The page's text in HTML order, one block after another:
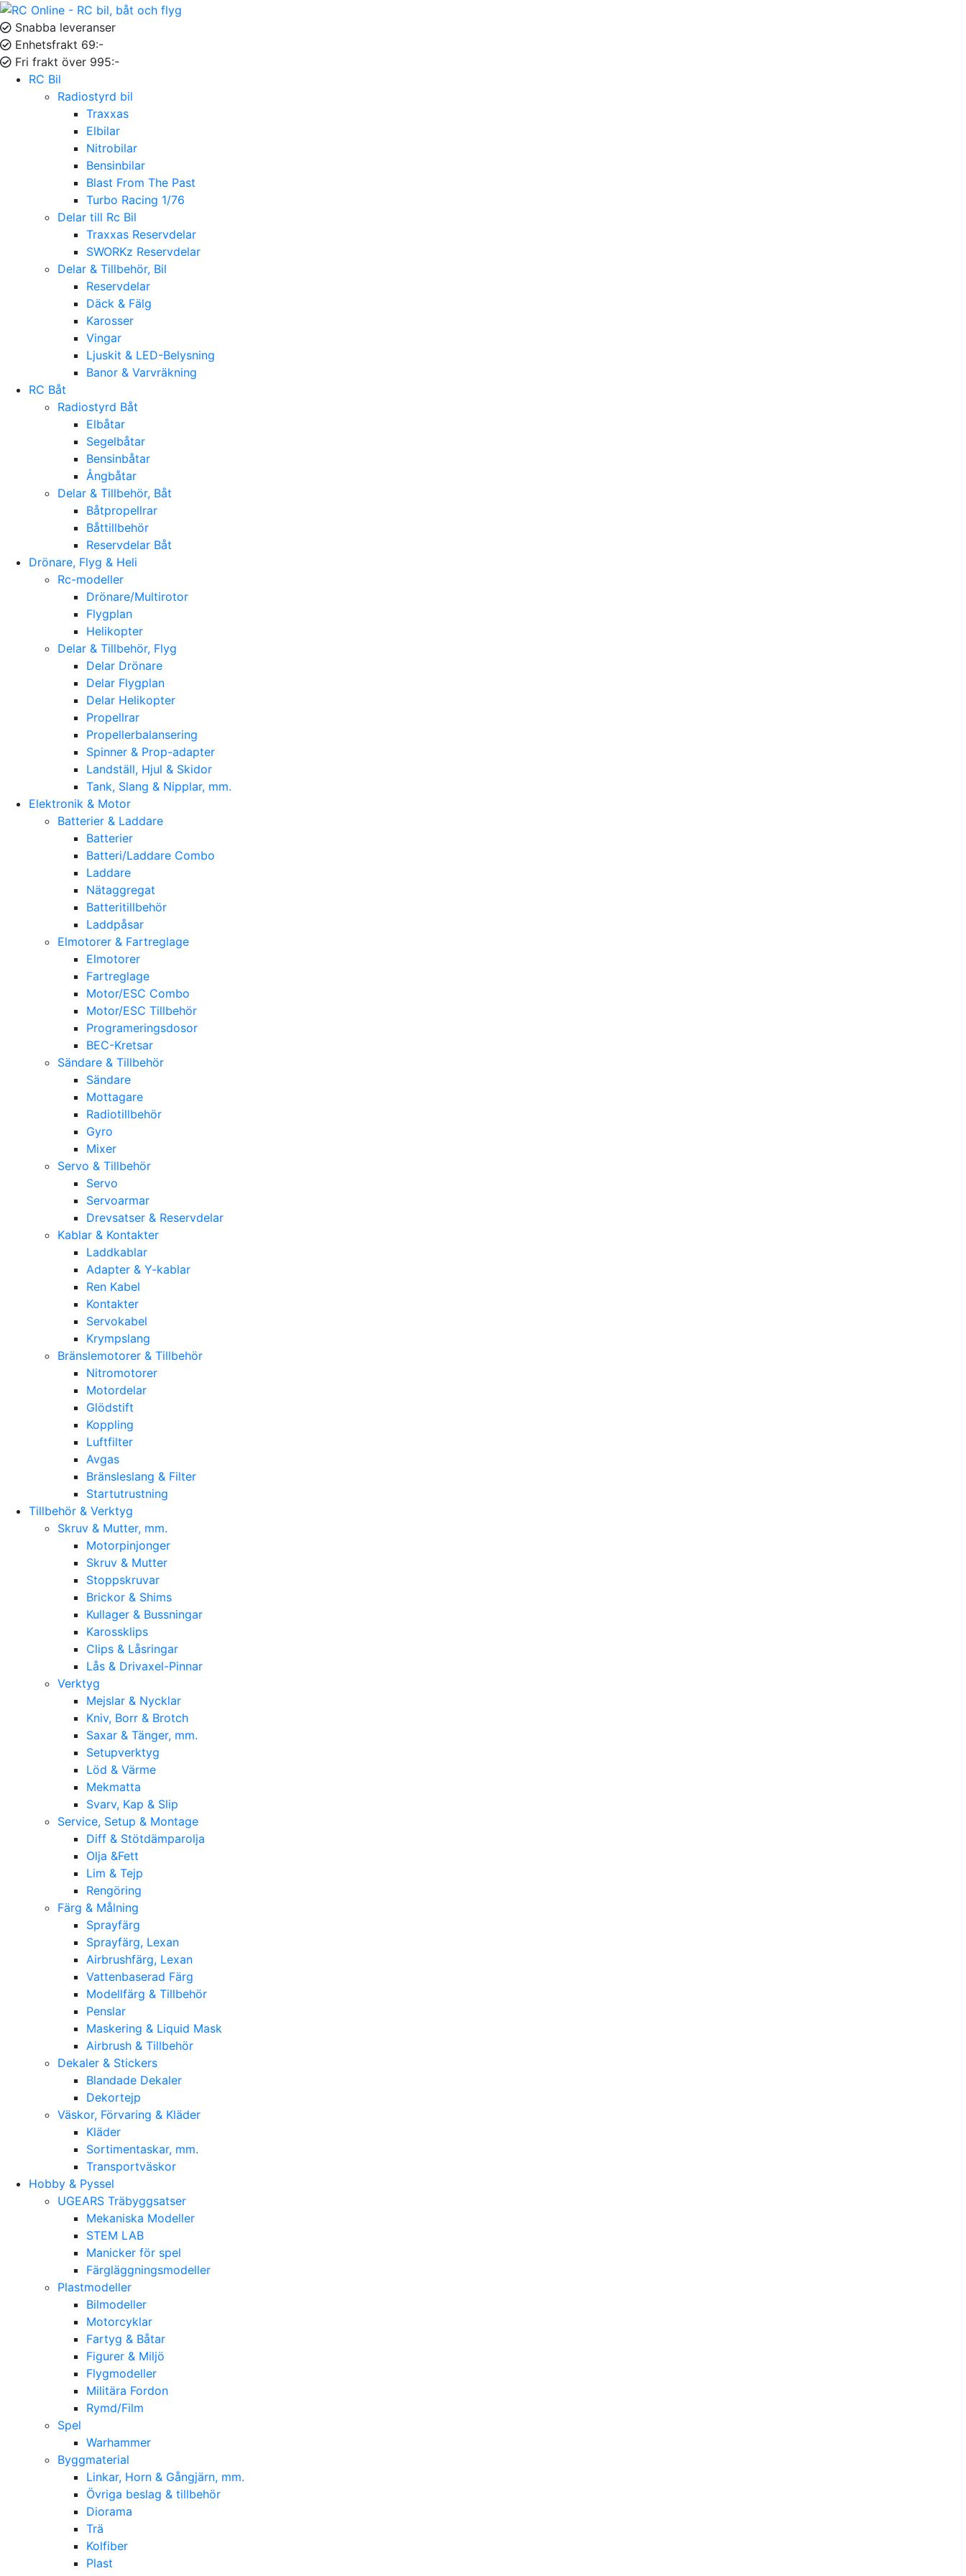
Snabba leveranser
Enhetsfrakt 69:-
Fri frakt över 995:-
RC Bil
Radiostyrd bil
Traxxas
Elbilar
Nitrobilar
Bensinbilar
Blast From The Past
Turbo Racing 1/76
Delar till Rc Bil
Traxxas Reservdelar
SWORKz Reservdelar
Delar & Tillbehör, Bil
Reservdelar
Däck & Fälg
Karosser
Vingar
Ljuskit & LED-Belysning
Banor & Varvräkning
RC Båt
Radiostyrd Båt
Elbåtar
Segelbåtar
Bensinbåtar
Ångbåtar
Delar & Tillbehör, Båt
Båtpropellrar
Båttillbehör
Reservdelar Båt
Drönare, Flyg & Heli
Rc-modeller
Drönare/Multirotor
Flygplan
Helikopter
Delar & Tillbehör, Flyg
Delar Drönare
Delar Flygplan
Delar Helikopter
Propellrar
Propellerbalansering
Spinner & Prop-adapter
Landställ, Hjul & Skidor
Tank, Slang & Nipplar, mm.
Elektronik & Motor
Batterier & Laddare
Batterier
Batteri/Laddare Combo
Laddare
Nätaggregat
Batteritillbehör
Laddpåsar
Elmotorer & Fartreglage
Elmotorer
Fartreglage
Motor/ESC Combo
Motor/ESC Tillbehör
Programeringsdosor
BEC-Kretsar
Sändare & Tillbehör
Sändare
Mottagare
Radiotillbehör
Gyro
Mixer
Servo & Tillbehör
Servo
Servoarmar
Drevsatser & Reservdelar
Kablar & Kontakter
Laddkablar
Adapter & Y-kablar
Ren Kabel
Kontakter
Servokabel
Krympslang
Bränslemotorer & Tillbehör
Nitromotorer
Motordelar
Glödstift
Koppling
Luftfilter
Avgas
Bränsleslang & Filter
Startutrustning
Tillbehör & Verktyg
Skruv & Mutter, mm.
Motorpinjonger
Skruv & Mutter
Stoppskruvar
Brickor & Shims
Kullager & Bussningar
Karossklips
Clips & Låsringar
Lås & Drivaxel-Pinnar
Verktyg
Mejslar & Nycklar
Kniv, Borr & Brotch
Saxar & Tänger, mm.
Setupverktyg
Löd & Värme
Mekmatta
Svarv, Kap & Slip
Service, Setup & Montage
Diff & Stötdämparolja
Olja &Fett
Lim & Tejp
Rengöring
Färg & Målning
Sprayfärg
Sprayfärg, Lexan
Airbrushfärg, Lexan
Vattenbaserad Färg
Modellfärg & Tillbehör
Penslar
Maskering & Liquid Mask
Airbrush & Tillbehör
Dekaler & Stickers
Blandade Dekaler
Dekortejp
Väskor, Förvaring & Kläder
Kläder
Sortimentaskar, mm.
Transportväskor
Hobby & Pyssel
UGEARS Träbyggsatser
Mekaniska Modeller
STEM LAB
Manicker för spel
Färgläggningsmodeller
Plastmodeller
Bilmodeller
Motorcyklar
Fartyg & Båtar
Figurer & Miljö
Flygmodeller
Militära Fordon
Rymd/Film
Spel
Warhammer
Byggmaterial
Linkar, Horn & Gångjärn, mm.
Övriga beslag & tillbehör
Diorama
Trä
Kolfiber
Plast